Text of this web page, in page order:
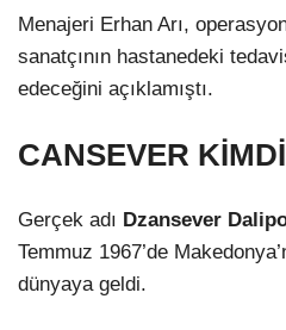
Menajeri Erhan Arı,
sanatçının hastanedeki
edeceğini açıklamıştı.
CANSEVER
Gerçek adı Dzansever
Temmuz 1967’de
dünyaya geldi.